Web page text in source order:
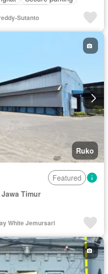
Sutanto
Ruko
Featured
Timur
White Jemursari